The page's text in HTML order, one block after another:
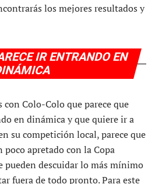
los mejores resultados y
IR ENTRANDO EN
con Colo-Colo que parece que
en dinámica y que quiere ir a
su competición local, parece que
apretado con la Copa
pueden descuidar lo más mínimo
fuera de todo pronto. Para este